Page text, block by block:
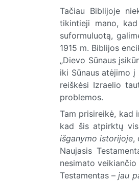
Tačiau Biblijoje
tikintieji mano,
suformuluotą,
1915 m. Biblijos
„Dievo Sūnaus
iki Sūnaus atėjimo
reiškėsi Izraelio
problemos.
Tam prisireikė, kad
kad šis atpirktų
išganymo istorijoje,
Naujasis
nesimato
Testamentas –jau